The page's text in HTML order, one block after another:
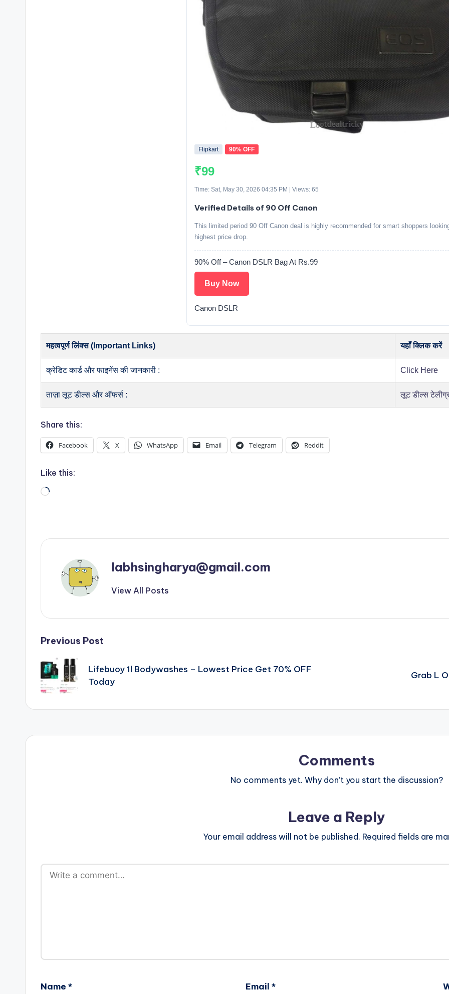
Flipkart 90% OFF
₹99
Time: Sat, May 30, 2026 04:35 PM | Views: 65
Verified Details of 90 Off Canon
This limited period 90 Off Canon deal is highly recommended for smart shoppers
highest price drop.
90% Off – Canon DSLR Bag At Rs.99
Buy Now
Canon DSLR
महत्वपूर्ण लिंक्स (Important Links) यहाँ क्लिक करें
क्रेडिट कार्ड और फाइनेंस की जानकारी : Click Here
ताज़ा लूट डील्स और ऑफर्स : लूट डील्स
Share this:
Facebook X WhatsApp Email Telegram Reddit
Like this:
Loading…
labhsingharya@gmail.com
View All Posts
Post
navigation
Previous Post
Lifebuoy 1l Bodywashes – Lowest Price Get 70% OFF
Today
Grab L
Comments
No comments yet. Why don’t you start the discussion?
Leave a Reply
Your email address will not be published. Required fields are
Name * Email *